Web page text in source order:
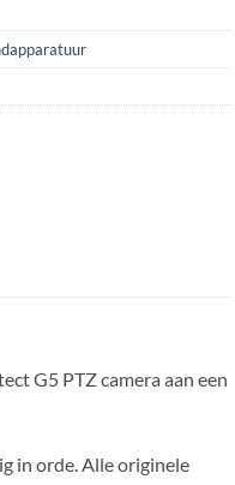
G5 PTZ camera aan een
in orde. Alle originele